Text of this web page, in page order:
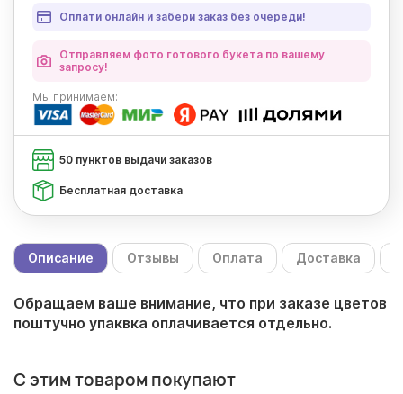
Оплати онлайн и забери заказ без очереди!
Отправляем фото готового букета по вашему
запросу!
Мы принимаем:
50 пунктов выдачи заказов
Бесплатная доставка
Описание Отзывы Оплата Доставка
Обращаем ваше внимание, что при заказе цветов
поштучно упаквка оплачивается отдельно.
С этим товаром покупают